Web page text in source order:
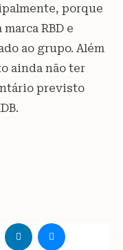
porque
RBD e
ao grupo. Além
ainda não ter
previsto